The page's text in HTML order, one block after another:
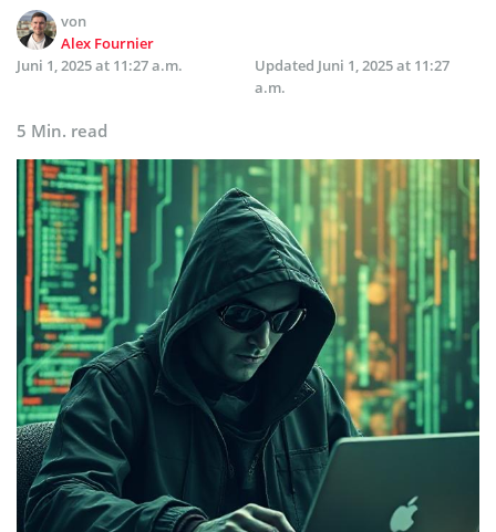
von
Alex Fournier
Juni 1, 2025 at 11:27 a.m.
Updated Juni 1, 2025 at 11:27
a.m.
5 Min. read